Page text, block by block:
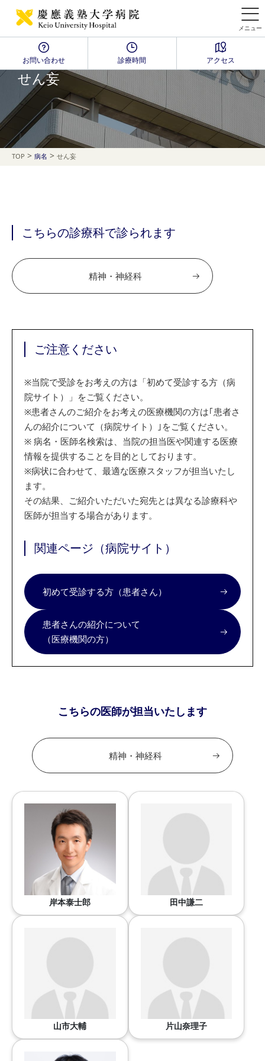
メニュー
お問い合わせ 診療時間 アクセス
Disease Name Search
せん妄
TOP > 病名 > せん妄
こちらの診療科で診られます
精神・神経科
ご注意ください
※当院で受診をお考えの方は「初めて受診する方（病
院サイト）」をご覧ください。
※患者さんのご紹介をお考えの医療機関の方は｢患者さ
んの紹介について（病院サイト）｣をご覧ください。
※ 病名・医師名検索は、当院の担当医や関連する医療
情報を提供することを目的としております。
※病状に合わせて、最適な医療スタッフが担当いたし
ます。
その結果、ご紹介いただいた宛先とは異なる診療科や
医師が担当する場合があります。
関連ページ（病院サイト）
初めて受診する方（患者さん）
患者さんの紹介について
（医療機関の方）
こちらの医師が担当いたします
精神・神経科
岸本泰士郎 田中謙二
山市大輔 片山奈理子